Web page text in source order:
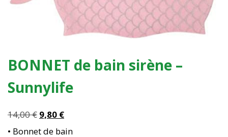
BONNET de bain sirène –
Sunnylife
14,00€ Le
prix
9,80 €Le
prix
• Bonnet de bain